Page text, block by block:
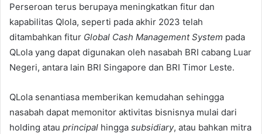
Perseroan terus berupaya meningkatkan fitur dan
kapabilitas Qlola, seperti pada akhir 2023 telah
ditambahkan fitur Global Cash Management System pada
QLola yang dapat digunakan oleh nasabah BRI cabang Luar
Negeri, antara lain BRI Singapore dan BRI Timor Leste.
QLola senantiasa memberikan kemudahan sehingga
nasabah dapat memonitor aktivitas bisnisnya mulai dari
holding atau principal hingga subsidiary, atau bahkan mitra